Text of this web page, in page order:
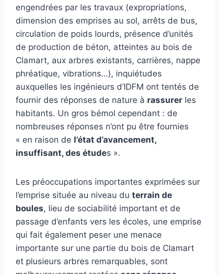
engendrées par les travaux (expropriations,
dimension des emprises au sol, arrêts de bus,
circulation de poids lourds, présence d’unités
de production de béton, atteintes au bois de
Clamart, aux arbres existants, carrières, nappe
phréatique, vibrations…), inquiétudes
auxquelles les ingénieurs d’IDFM ont tentés de
fournir des réponses de nature à rassurer les
habitants. Un gros bémol cependant : de
nombreuses réponses n’ont pu être fournies
« en raison de l’état d’avancement,
insuffisant, des études ».
Les préoccupations importantes exprimées sur
l’emprise située au niveau du terrain de
boules, lieu de sociabilité important et de
passage d’enfants vers les écoles, une emprise
qui fait également peser une menace
importante sur une partie du bois de Clamart
et plusieurs arbres remarquables, sont